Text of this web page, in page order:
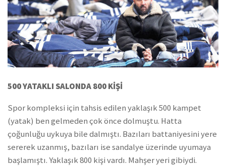
500 YATAKLI SALONDA 800 KİŞİ
Spor kompleksi için tahsis edilen yaklaşık 500 kampet
(yatak) ben gelmeden çok önce dolmuştu. Hatta
çoğunluğu uykuya bile dalmıştı. Bazıları battaniyesini yere
sererek uzanmış, bazıları ise sandalye üzerinde uyumaya
başlamıştı. Yaklaşık 800 kişi vardı. Mahşer yeri gibiydi.